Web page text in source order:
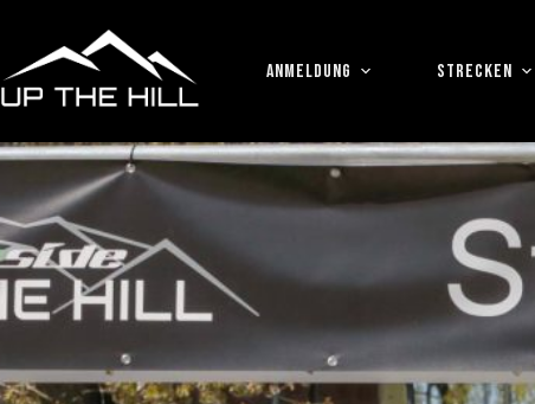
springen
ANMELDUNG STRECKEN